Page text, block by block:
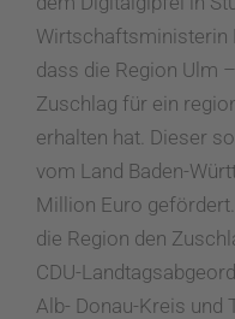
Wirtschaftsministerin
dass die Region Ulm
Zuschlag für ein
erhalten hat. Dieser
vom Land Baden-
Million Euro
die Region den
CDU-
Alb- Donau-Kreis und